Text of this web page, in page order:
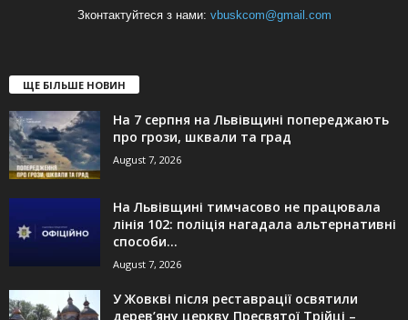
Зконтактуйтеся з нами: vbuskcom@gmail.com
ЩЕ БІЛЬШЕ НОВИН
На 7 серпня на Львівщині попереджають
про грози, шквали та град
August 7, 2026
На Львівщині тимчасово не працювала
лінія 102: поліція нагадала альтернативні
способи...
August 7, 2026
У Жовкві після реставрації освятили
дерев’яну церкву Пресвятої Трійці –